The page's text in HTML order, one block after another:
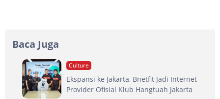
Baca Juga
Culture
Ekspansi ke Jakarta, Bnetfit Jadi Internet
Provider Ofisial Klub Hangtuah Jakarta